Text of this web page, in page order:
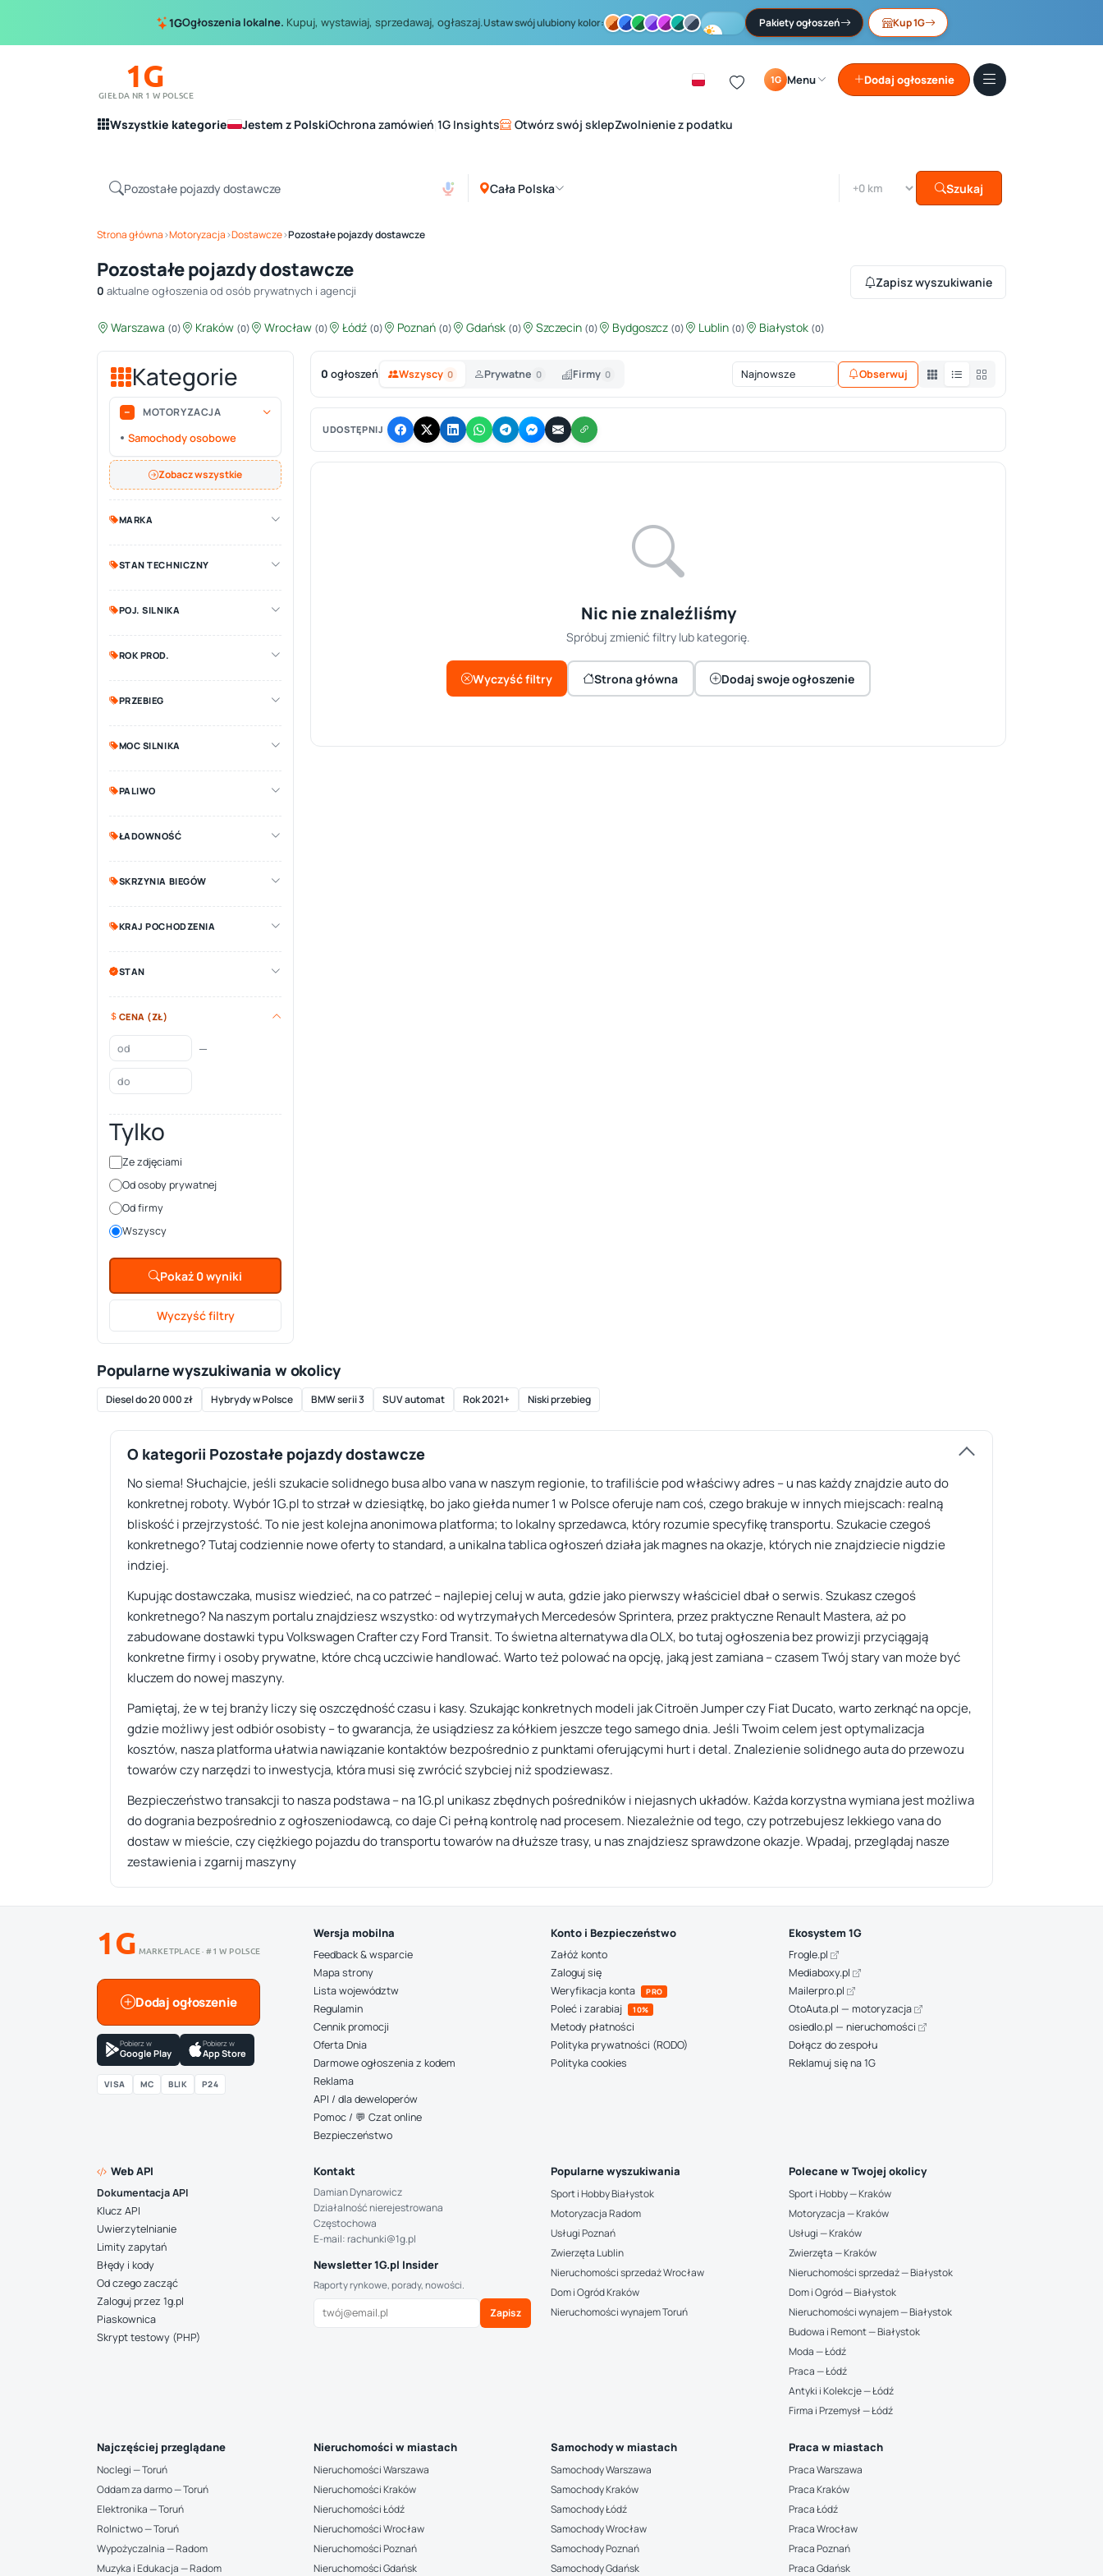
1GOgłoszenia lokalne. Kupuj, wystawiaj, sprzedawaj, ogłaszaj.Ustaw swój ulubiony kolor: Pakiety ogłoszeń Kup 1G
1G
GIEŁDA NR 1 W POLSCE
1G Menu Dodaj ogłoszenie
Wszystkie kategorie Jestem z PolskiOchrona zamówień 1G Insights Otwórz swój sklepZwolnienie z podatku
Cała Polska Szukaj
Strona główna›Motoryzacja›Dostawcze›Pozostałe pojazdy dostawcze
Pozostałe pojazdy dostawcze
0 aktualne ogłoszenia od osób prywatnych i agencji
Zapisz wyszukiwanie
Warszawa (0) Kraków (0) Wrocław (0) Łódź (0) Poznań (0) Gdańsk (0) Szczecin (0) Bydgoszcz (0) Lublin (0) Białystok (0)
Kategorie
MOTORYZACJA
Samochody osobowe
Zobacz wszystkie
MARKA
STAN TECHNICZNY
POJ. SILNIKA
ROK PROD.
PRZEBIEG
MOC SILNIKA
PALIWO
ŁADOWNOŚĆ
SKRZYNIA BIEGÓW
KRAJ POCHODZENIA
STAN
CENA (ZŁ)
—
Tylko
Ze zdjęciami
Od osoby prywatnej
Od firmy
Wszyscy
Pokaż 0 wyniki
Wyczyść filtry
0 ogłoszeń Wszyscy 0 Prywatne 0 Firmy 0 Obserwuj
UDOSTĘPNIJ
Nic nie znaleźliśmy
Spróbuj zmienić filtry lub kategorię.
Wyczyść filtry Strona główna Dodaj swoje ogłoszenie
Popularne wyszukiwania w okolicy
Diesel do 20 000 zł Hybrydy w Polsce BMW serii 3 SUV automat Rok 2021+ Niski przebieg
O kategorii Pozostałe pojazdy dostawcze
No siema! Słuchajcie, jeśli szukacie solidnego busa albo vana w naszym regionie, to trafiliście pod właściwy adres – u nas każdy znajdzie auto do
konkretnej roboty. Wybór 1G.pl to strzał w dziesiątkę, bo jako giełda numer 1 w Polsce oferuje nam coś, czego brakuje w innych miejscach: realną
bliskość i przejrzystość. To nie jest kolejna anonimowa platforma; to lokalny sprzedawca, który rozumie specyfikę transportu. Szukacie czegoś
konkretnego? Tutaj codziennie nowe oferty to standard, a unikalna tablica ogłoszeń działa jak magnes na okazje, których nie znajdziecie nigdzie
indziej.
Kupując dostawczaka, musisz wiedzieć, na co patrzeć – najlepiej celuj w auta, gdzie jako pierwszy właściciel dbał o serwis. Szukasz czegoś
konkretnego? Na naszym portalu znajdziesz wszystko: od wytrzymałych Mercedesów Sprintera, przez praktyczne Renault Mastera, aż po
zabudowane dostawki typu Volkswagen Crafter czy Ford Transit. To świetna alternatywa dla OLX, bo tutaj ogłoszenia bez prowizji przyciągają
konkretne firmy i osoby prywatne, które chcą uczciwie handlować. Warto też polować na opcję, jaką jest zamiana – czasem Twój stary van może być
kluczem do nowej maszyny.
Pamiętaj, że w tej branży liczy się oszczędność czasu i kasy. Szukając konkretnych modeli jak Citroën Jumper czy Fiat Ducato, warto zerknąć na opcje,
gdzie możliwy jest odbiór osobisty – to gwarancja, że usiądziesz za kółkiem jeszcze tego samego dnia. Jeśli Twoim celem jest optymalizacja
kosztów, nasza platforma ułatwia nawiązanie kontaktów bezpośrednio z punktami oferującymi hurt i detal. Znalezienie solidnego auta do przewozu
towarów czy narzędzi to inwestycja, która musi się zwrócić szybciej niż spodziewasz.
Bezpieczeństwo transakcji to nasza podstawa – na 1G.pl unikasz zbędnych pośredników i niejasnych układów. Każda korzystna wymiana jest możliwa
do dogrania bezpośrednio z ogłoszeniodawcą, co daje Ci pełną kontrolę nad procesem. Niezależnie od tego, czy potrzebujesz lekkiego vana do
dostaw w mieście, czy ciężkiego pojazdu do transportu towarów na dłuższe trasy, u nas znajdziesz sprawdzone okazje. Wpadaj, przeglądaj nasze
zestawienia i zgarnij maszyny
1G MARKETPLACE · #1 W POLSCE
Dodaj ogłoszenie
Pobierz w
Google Play
Pobierz w
App Store
VISA MC BLIK P24
Wersja mobilna
Feedback & wsparcie
Mapa strony
Lista województw
Regulamin
Cennik promocji
Oferta Dnia
Darmowe ogłoszenia z kodem
Reklama
API / dla deweloperów
Pomoc / 💬 Czat online
Bezpieczeństwo
Konto i Bezpieczeństwo
Załóż konto
Zaloguj się
Weryfikacja konta
PRO
Poleć i zarabiaj 10%
Metody płatności
Polityka prywatności (RODO)
Polityka cookies
Ekosystem 1G
Frogle.pl
Mediaboxy.pl
Mailerpro.pl
OtoAuta.pl — motoryzacja
osiedlo.pl — nieruchomości
Dołącz do zespołu
Reklamuj się na 1G
Web API
Dokumentacja API
Klucz API
Uwierzytelnianie
Limity zapytań
Błędy i kody
Od czego zacząć
Zaloguj przez 1g.pl
Piaskownica
Skrypt testowy (PHP)
Kontakt
Damian Dynarowicz
Działalność nierejestrowana
Częstochowa
E-mail: rachunki@1g.pl
Newsletter 1G.pl Insider
Raporty rynkowe, porady, nowości.
Zapisz
Popularne wyszukiwania
Sport i Hobby Białystok
Motoryzacja Radom
Usługi Poznań
Zwierzęta Lublin
Nieruchomości sprzedaż Wrocław
Dom i Ogród Kraków
Nieruchomości wynajem Toruń
Polecane w Twojej okolicy
Sport i Hobby — Kraków
Motoryzacja — Kraków
Usługi — Kraków
Zwierzęta — Kraków
Nieruchomości sprzedaż — Białystok
Dom i Ogród — Białystok
Nieruchomości wynajem — Białystok
Budowa i Remont — Białystok
Moda — Łódź
Praca — Łódź
Antyki i Kolekcje — Łódź
Firma i Przemysł — Łódź
Najczęściej przeglądane
Noclegi — Toruń
Oddam za darmo — Toruń
Elektronika — Toruń
Rolnictwo — Toruń
Wypożyczalnia — Radom
Muzyka i Edukacja — Radom
Nieruchomości w miastach
Nieruchomości Warszawa
Nieruchomości Kraków
Nieruchomości Łódź
Nieruchomości Wrocław
Nieruchomości Poznań
Nieruchomości Gdańsk
Samochody w miastach
Samochody Warszawa
Samochody Kraków
Samochody Łódź
Samochody Wrocław
Samochody Poznań
Samochody Gdańsk
Praca w miastach
Praca Warszawa
Praca Kraków
Praca Łódź
Praca Wrocław
Praca Poznań
Praca Gdańsk